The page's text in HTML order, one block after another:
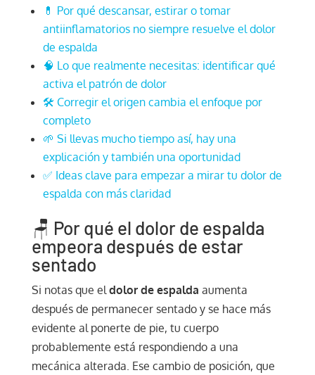
💊 Por qué descansar, estirar o tomar
antiinflamatorios no siempre resuelve el dolor
de espalda
🧠 Lo que realmente necesitas: identificar qué
activa el patrón de dolor
🛠️ Corregir el origen cambia el enfoque por
completo
🌱 Si llevas mucho tiempo así, hay una
explicación y también una oportunidad
✅ Ideas clave para empezar a mirar tu dolor de
espalda con más claridad
🪑 Por qué el dolor de espalda
empeora después de estar
sentado
Si notas que el dolor de espalda aumenta
después de permanecer sentado y se hace más
evidente al ponerte de pie, tu cuerpo
probablemente está respondiendo a una
mecánica alterada. Ese cambio de posición, que